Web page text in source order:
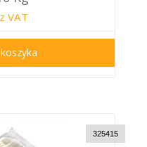
z VAT
325415